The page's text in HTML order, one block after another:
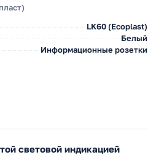
LK60 (Ecoplast)
Белый
Информационные розетки
световой индикацией